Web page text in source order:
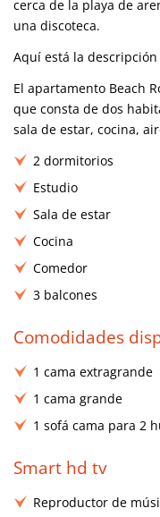
cerca de la playa de
una discoteca.
Aquí está la
El apartamento Beach
que consta de dos
sala de estar, cocina,
2 dormitorios
Estudio
Sala de estar
Cocina
Comedor
3 balcones
Comodidades
1 cama extragrande
1 cama grande
1 sofá cama para 2
Smart hd tv
Reproductor de